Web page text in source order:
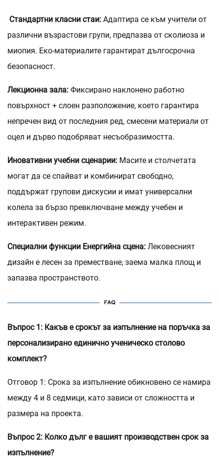
Стандартни класни стаи: Адаптира се към учители от
различни възрастови групи, предпазва от сколиоза и
миопия. Еко-материалите гарантират дългосрочна
безопасност.
Лекционна зала: Фиксирано наклонено работно
повърхност + слоен разположение, което гарантира
непречен вид от последния ред, смесени материали от
оцел и дърво подобряват несъобразимостта.
Иновативни учебни сценарии: Масите и столчетата
могат да се спайват и комбинират свободно,
поддържат групови дискусии и имат универсални
колела за бързо превключване между учебен и
интерактивен режим.
Специални функции Енергийна сцена: Лековесният
дизайн е лесен за преместване, заема малка площ и
запазва пространството.
Въпрос 1: Какъв е срокът за изпълнение на поръчка за
персонализирано единично ученическо столово
комплект?
Отговор 1: Срока за изпълнение обикновено се намира
между 4 и 8 седмици, като зависи от сложността и
размера на проекта.
Въпрос 2: Колко дълг е вашият производствен срок за
изпълнение?